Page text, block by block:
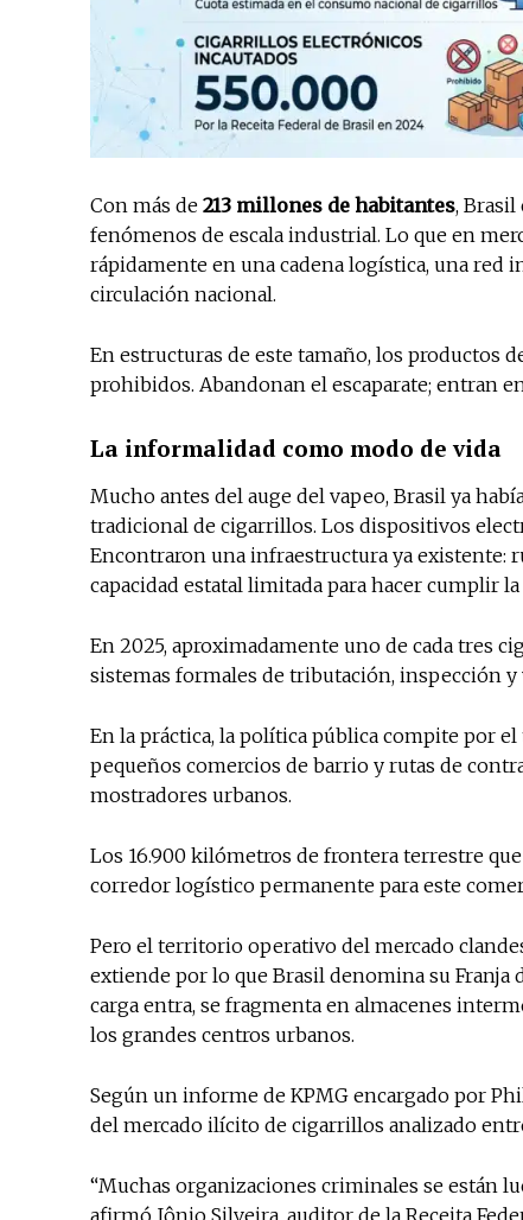
Con más de 213 millones de habitantes,
fenómenos de escala industrial. Lo que en
rápidamente en una cadena logística, una red
circulación nacional.
En estructuras de este tamaño, los productos
prohibidos. Abandonan el escaparate; entran
La informalidad como modo de vida
Mucho antes del auge del vapeo, Brasil ya
tradicional de cigarrillos. Los dispositivos
Encontraron una infraestructura ya existente:
capacidad estatal limitada para hacer cumplir la
En 2025, aproximadamente uno de cada tres
sistemas formales de tributación, inspección y
En la práctica, la política pública compite por
pequeños comercios de barrio y rutas de
mostradores urbanos.
Los 16.900 kilómetros de frontera terrestre
corredor logístico permanente para este
Pero el territorio operativo del mercado
extiende por lo que Brasil denomina su Franja
carga entra, se fragmenta en almacenes
los grandes centros urbanos.
Según un informe de KPMG encargado por
del mercado ilícito de cigarrillos analizado
“Muchas organizaciones criminales se están